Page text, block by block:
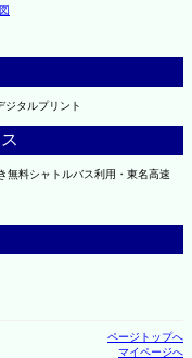
ジタルプリント
無料シャトルバス利用・東名高速
ページトップへ
マイページへ